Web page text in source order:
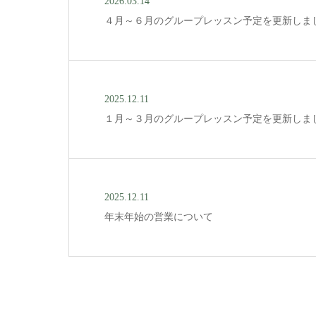
４月～６月のグループレッスン予定を更新しま
2025.12.11
１月～３月のグループレッスン予定を更新しま
2025.12.11
年末年始の営業について